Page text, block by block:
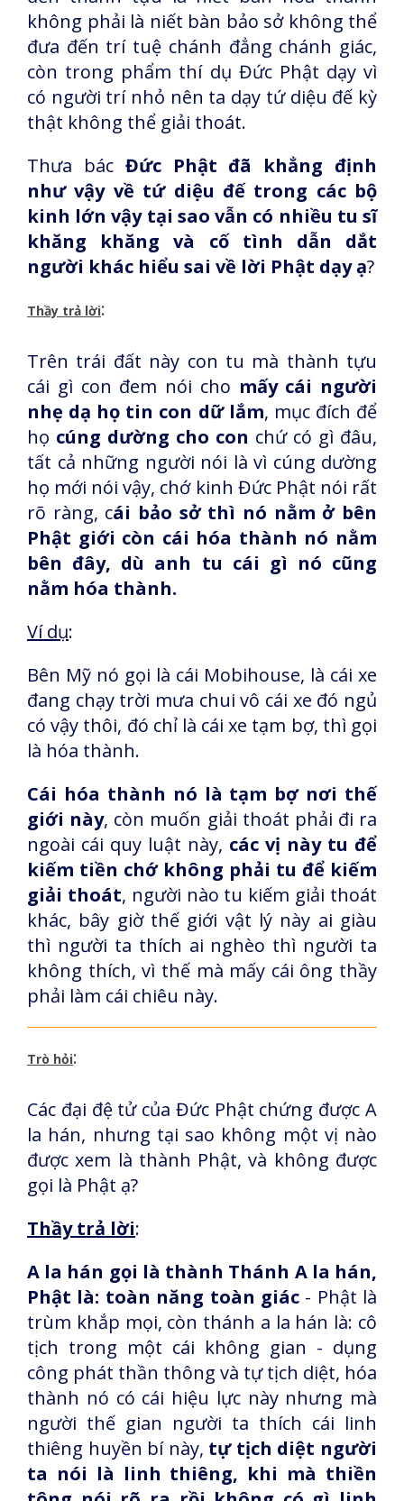
không phải là niết bàn bảo sở không thể
đưa đến trí tuệ chánh đẳng chánh giác,
còn trong phẩm thí dụ Đức Phật dạy vì
có người trí nhỏ nên ta dạy tứ diệu đế kỳ
thật không thể giải thoát.
Thưa bác Đức Phật đã khẳng định
như vậy về tứ diệu đế trong các bộ
kinh lớn vậy tại sao vẫn có nhiều tu sĩ
khăng khăng và cố tình dẫn dắt
người khác hiểu sai về lời Phật dạy ạ?
Thầy trả lời:
Trên trái đất này con tu mà thành tựu
cái gì con đem nói cho mấy cái người
nhẹ dạ họ tin con dữ lắm, mục đích để
họ cúng dường cho con chứ có gì đâu,
tất cả những người nói là vì cúng dường
họ mới nói vậy, chớ kinh Đức Phật nói rất
rõ ràng, cái bảo sở thì nó nằm ở bên
Phật giới còn cái hóa thành nó nằm
bên đây, dù anh tu cái gì nó cũng
nằm hóa thành.
Ví dụ:
Bên Mỹ nó gọi là cái Mobihouse, là cái xe
đang chạy trời mưa chui vô cái xe đó ngủ
có vậy thôi, đó chỉ là cái xe tạm bợ, thì gọi
là hóa thành.
Cái hóa thành nó là tạm bợ nơi thế
giới này, còn muốn giải thoát phải đi ra
ngoài cái quy luật này, các vị này tu để
kiếm tiền chớ không phải tu để kiếm
giải thoát, người nào tu kiếm giải thoát
khác, bây giờ thế giới vật lý này ai giàu
thì người ta thích ai nghèo thì người ta
không thích, vì thế mà mấy cái ông thầy
phải làm cái chiêu này.
Trò hỏi:
Các đại đệ tử của Đức Phật chứng được A
la hán, nhưng tại sao không một vị nào
được xem là thành Phật, và không được
gọi là Phật ạ?
Thầy trả lời:
A la hán gọi là thành Thánh A la hán,
Phật là: toàn năng toàn giác- Phật là
trùm khắp mọi, còn thánh a la hán là: cô
tịch trong một cái không gian - dụng
công phát thần thông và tự tịch diệt, hóa
thành nó có cái hiệu lực này nhưng mà
người thế gian người ta thích cái linh
thiêng huyền bí này, tự tịch diệt người
ta nói là linh thiêng, khi mà thiền